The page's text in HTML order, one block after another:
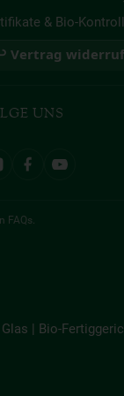
& Bio-
Vertrag
UNS
FAQs
| Bio-